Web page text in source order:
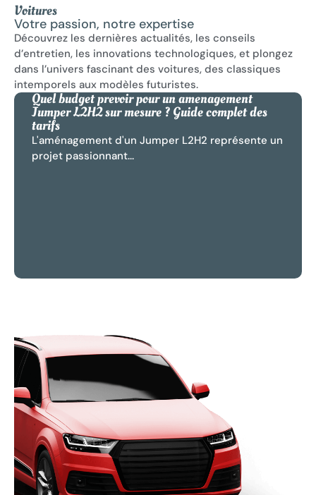
Voitures
Votre passion, notre expertise
Découvrez les dernières actualités, les conseils
d’entretien, les innovations technologiques, et plongez
dans l’univers fascinant des voitures, des classiques
intemporels aux modèles futuristes.
Quel budget prevoir pour un amenagement
Jumper L2H2 sur mesure ? Guide complet des
tarifs
L'aménagement d'un Jumper L2H2 représente un
projet passionnant...